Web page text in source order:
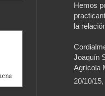
Hemos
la
Joaquín
Agrícola
20/10/